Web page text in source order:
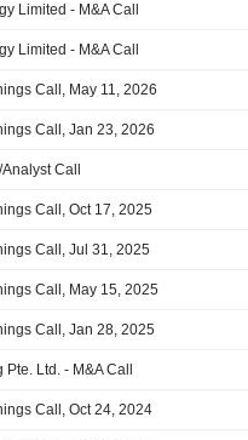
Limited - M&A Call
Limited - M&A Call
Call, May 11, 2026
Call, Jan 23, 2026
Call
Call, Oct 17, 2025
Call, Jul 31, 2025
Call, May 15, 2025
Call, Jan 28, 2025
Ltd. - M&A Call
Call, Oct 24, 2024